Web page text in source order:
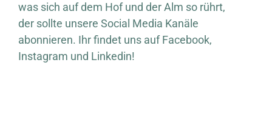
was sich auf dem Hof und der Alm so rührt,
der sollte unsere Social Media Kanäle
abonnieren. Ihr findet uns auf Facebook,
Instagram und Linkedin!